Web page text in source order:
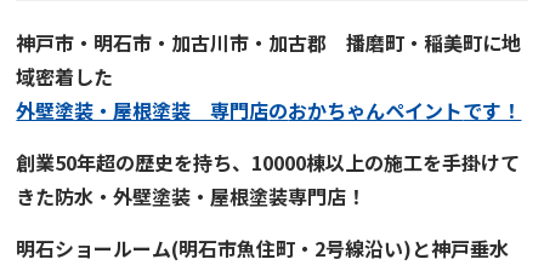
神戸市・明石市・加古川市・加古郡 播磨町・稲美町に地
域密着した
外壁塗装・屋根塗装 専門店のおかちゃんペイントです！
創業50年超の歴史を持ち、 10000棟以上の施工を手掛けて
きた防水・外壁塗装・屋根塗装専門店！
明石ショールーム(明石市魚住町・2号線沿い)と神戸垂水